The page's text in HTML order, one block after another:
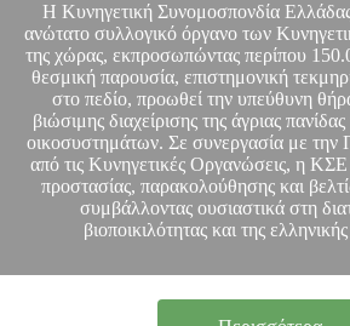
Η Κυνηγετική Συνομοσπονδία
ανώτατο συλλογικό όργανο των
της χώρας, εκπροσωπώντας περίπου
θεσμική παρουσία, επιστημονική
στο πεδίο, προωθεί την υπεύθυνη
βιώσιμης διαχείρισης της άγριας
οικοσυστημάτων. Σε συνεργασία με την
από τις Κυνηγετικές Οργανώσεις, η ΚΣΕ
προστασίας, παρακολούθησης και
συμβάλλοντας ουσιαστικά στη
βιοποικιλότητας και της